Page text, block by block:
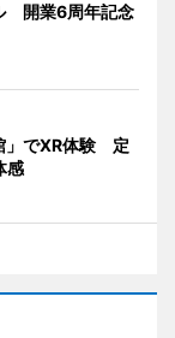
開業6周年記念
」でXR体験 定
感